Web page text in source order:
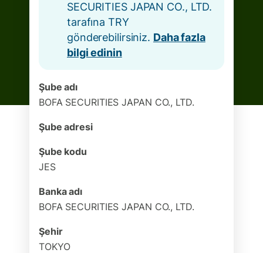
SECURITIES JAPAN CO., LTD.
tarafına TRY
gönderebilirsiniz. Daha fazla
bilgi edinin
Şube adı
BOFA SECURITIES JAPAN CO., LTD.
Şube adresi
Şube kodu
JES
Banka adı
BOFA SECURITIES JAPAN CO., LTD.
Şehir
TOKYO